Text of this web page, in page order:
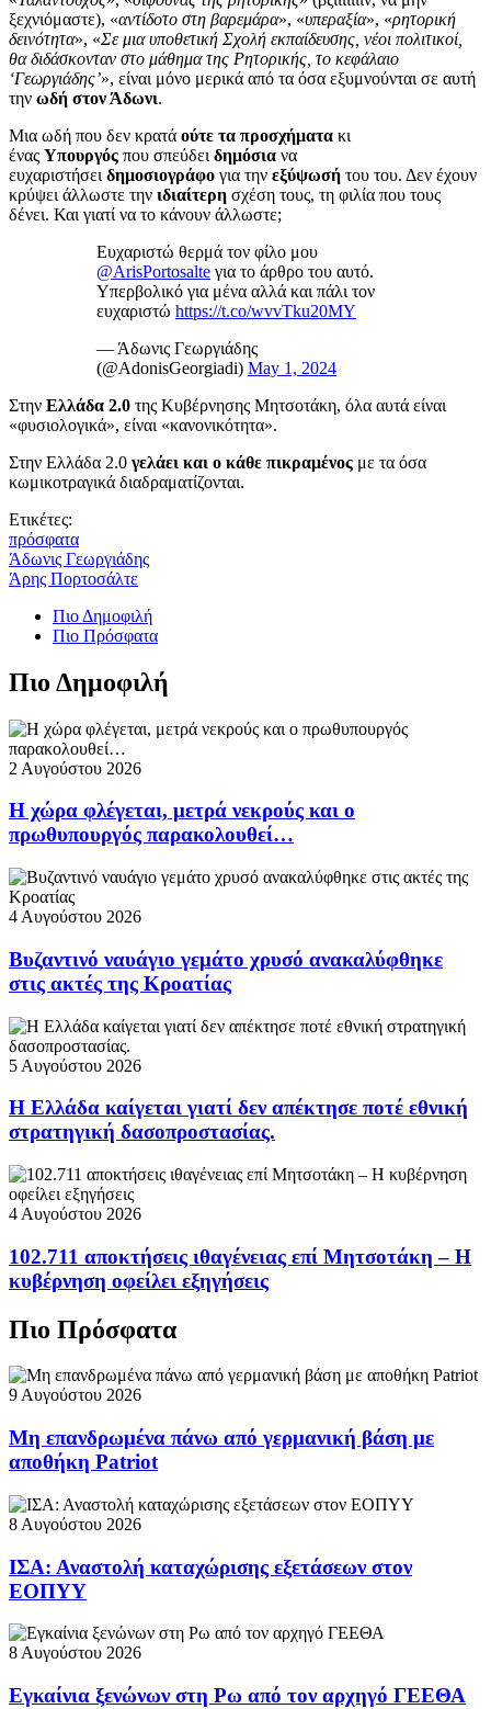
ξεχνιόμαστε), «αντίδοτο στη βαρεμάρα», «υπεραξία», «ρητορική
δεινότητα», «Σε μια υποθετική Σχολή εκπαίδευσης, νέοι πολιτικοί,
θα διδάσκονταν στο μάθημα της Ρητορικής, το κεφάλαιο
‘Γεωργιάδης’», είναι μόνο μερικά από τα όσα εξυμνούνται σε αυτή
την ωδή στον Άδωνι.
Μια ωδή που δεν κρατά ούτε τα προσχήματα κι
ένας Υπουργός που σπεύδει δημόσια να
ευχαριστήσει δημοσιογράφο για την εξύψωσή του του. Δεν έχουν
κρύψει άλλωστε την ιδιαίτερη σχέση τους, τη φιλία που τους
δένει. Και γιατί να το κάνουν άλλωστε;
Ευχαριστώ θερμά τον φίλο μου
@ArisPortosalte ⁩ για το άρθρο του αυτό.
Υπερβολικό για μένα αλλά και πάλι τον
ευχαριστώ https://t.co/wvvTku20MY
— Άδωνις Γεωργιάδης
(@AdonisGeorgiadi) May 1, 2024
Στην Ελλάδα 2.0 της Κυβέρνησης Μητσοτάκη, όλα αυτά είναι
«φυσιολογικά», είναι «κανονικότητα».
Στην Ελλάδα 2.0 γελάει και ο κάθε πικραμένος με τα όσα
κωμικοτραγικά διαδραματίζονται.
Ετικέτες:
πρόσφατα
Άδωνις Γεωργιάδης
Άρης Πορτοσάλτε
Πιο Δημοφιλή
Πιο Πρόσφατα
Πιο Δημοφιλή
2 Αυγούστου 2026
Η χώρα φλέγεται, μετρά νεκρούς και ο
πρωθυπουργός παρακολουθεί…
4 Αυγούστου 2026
Βυζαντινό ναυάγιο γεμάτο χρυσό ανακαλύφθηκε
στις ακτές της Κροατίας
5 Αυγούστου 2026
Η Ελλάδα καίγεται γιατί δεν απέκτησε ποτέ εθνική
στρατηγική δασοπροστασίας.
4 Αυγούστου 2026
102.711 αποκτήσεις ιθαγένειας επί Μητσοτάκη – Η
κυβέρνηση οφείλει εξηγήσεις
Πιο Πρόσφατα
9 Αυγούστου 2026
Μη επανδρωμένα πάνω από γερμανική βάση με
αποθήκη Patriot
8 Αυγούστου 2026
ΙΣΑ: Αναστολή καταχώρισης εξετάσεων στον
ΕΟΠΥΥ
8 Αυγούστου 2026
Εγκαίνια ξενώνων στη Ρω από τον αρχηγό ΓΕΕΘΑ